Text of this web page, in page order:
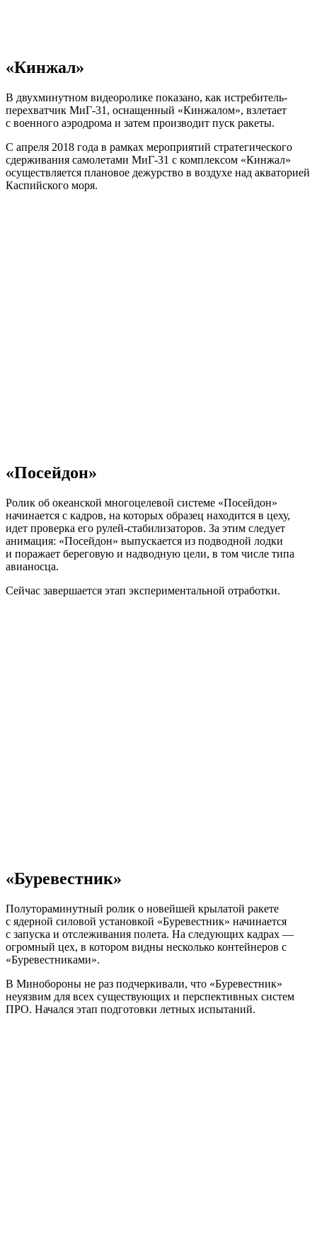
«Кинжал»
В двухминутном видеоролике показано, как истребитель-
перехватчик МиГ-31, оснащенный «Кинжалом», взлетает
с военного аэродрома и затем производит пуск ракеты.
С апреля 2018 года в рамках мероприятий стратегического
сдерживания самолетами МиГ-31 с комплексом «Кинжал»
осуществляется плановое дежурство в воздухе над акваторией
Каспийского моря.
«Посейдон»
Ролик об океанской многоцелевой системе «Посейдон»
начинается с кадров, на которых образец находится в цеху,
идет проверка его рулей-стабилизаторов. За этим следует
анимация: «Посейдон» выпускается из подводной лодки
и поражает береговую и надводную цели, в том числе типа
авианосца.
Сейчас завершается этап экспериментальной отработки.
«Буревестник»
Полутораминутный ролик о новейшей крылатой ракете
с ядерной силовой установкой «Буревестник» начинается
с запуска и отслеживания полета. На следующих кадрах —
огромный цех, в котором видны несколько контейнеров с
«Буревестниками».
В Минобороны не раз подчеркивали, что «Буревестник»
неуязвим для всех существующих и перспективных систем
ПРО. Начался этап подготовки летных испытаний.